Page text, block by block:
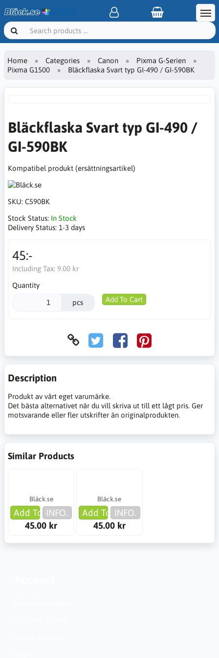
Home Categories Canon
Pixma G-Serien
Pixma G1500
Bläckflaska Svart typ GI-490 / GI-590BK
Bläckflaska Svart typ GI-490 /
GI-590BK
Kompatibel produkt (ersättningsartikel)
SKU: C590BK
Stock Status: In Stock
Delivery Status: 1-3 days
45:-
Including Tax: 9.00 kr
Quantity
pcs Add To Cart
Description
Produkt av vårt eget varumärke.
Det bästa alternativet när du vill skriva ut till ett lågt pris. Ger
motsvarande eller fler utskrifter än originalprodukten.
Similar Products
Bläck.se
Add To Cart
INFO.
45.00 kr
Bläck.se
Add To Cart
INFO.
45.00 kr